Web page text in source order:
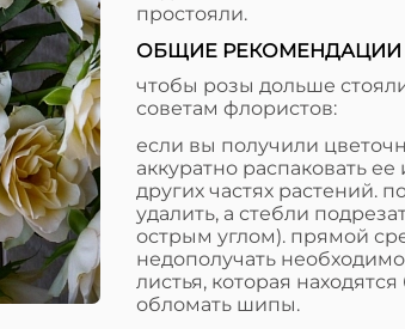
простояли.
ОБЩИЕ РЕКОМЕНДАЦИИ
чтобы розы дольше
советам флористов:
если вы получили
аккуратно распаковать
других частях растений.
удалить, а стебли
острым углом). прямой
недополучать
листья, которая
обломать шипы.